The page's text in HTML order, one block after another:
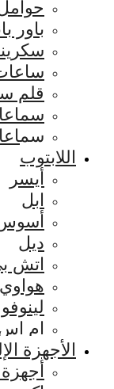
باور
قلم
اللابتوب
أيسر
ابل
ديل
اتش
هواوي
لينوفو
ام
الأجهزة